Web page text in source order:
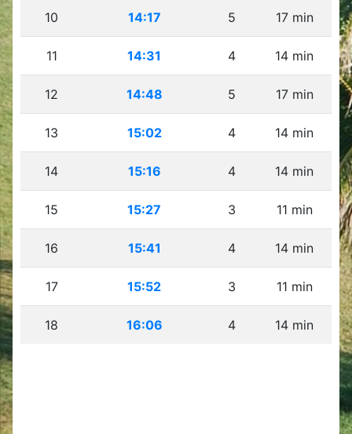
10 14:17 5 17 min
11 14:31 4 14 min
12 14:48 5 17 min
13 15:02 4 14 min
14 15:16 4 14 min
15 15:27 3 11 min
16 15:41 4 14 min
17 15:52 3 11 min
18 16:06 4 14 min